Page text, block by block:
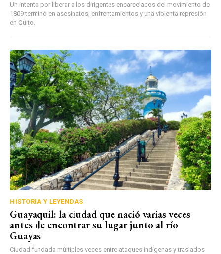
Un intento por liberar a los dirigentes encarcelados del movimiento de
1809 terminó en asesinatos, enfrentamientos y una violenta represión
en Quito.
HISTORIA Y LEYENDAS
Guayaquil: la ciudad que nació varias veces
antes de encontrar su lugar junto al río
Guayas
Ciudad fundada múltiples veces entre ataques indígenas y traslados